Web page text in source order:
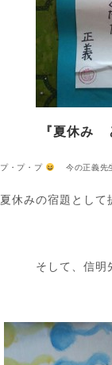
『夏休み
プ・プ・プ 今の正義先
夏休みの宿題とし
そして、信明先